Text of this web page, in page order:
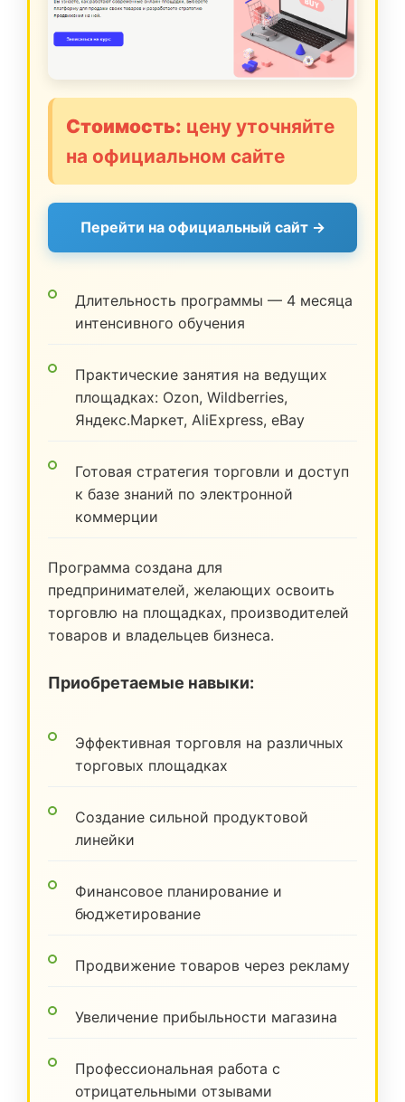
Стоимость: цену уточняйте
на официальном сайте
Перейти на официальный сайт →
Длительность программы — 4 месяца
интенсивного обучения
Практические занятия на ведущих
площадках: Ozon, Wildberries,
Яндекс.Маркет, AliExpress, eBay
Готовая стратегия торговли и доступ
к базе знаний по электронной
коммерции
Программа создана для
предпринимателей, желающих освоить
торговлю на площадках, производителей
товаров и владельцев бизнеса.
Приобретаемые навыки:
Эффективная торговля на различных
торговых площадках
Создание сильной продуктовой
линейки
Финансовое планирование и
бюджетирование
Продвижение товаров через рекламу
Увеличение прибыльности магазина
Профессиональная работа с
отрицательными отзывами